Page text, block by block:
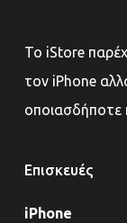
Το iStore
τον iPhone
οποιασδήποτε
Επισκευές
iPhone